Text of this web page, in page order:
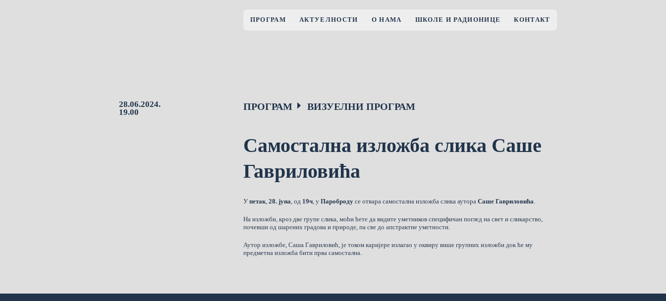
ПРОГРАМ АКТУЕЛНОСТИ О НАМА ШКОЛЕ И РАДИОНИЦЕ КОНТАКТ
28.06.2024.
19.00
ПРОГРАМ ВИЗУЕЛНИ ПРОГРАМ
Самостална изложба слика Саше
Гавриловића
Упетак ,28. јуна , од 19ч , уПароброду се отвара самостална изложба слика аутораСаше Гавриловића
На изложби, кроз две групе слика, моћи ћете да видите уметников специфичан поглед на свет и сликарство,
почевши од шарених градова и природе, па све до апстрактне уметности.
Аутор изложбе, Саша Гавриловић, је током каријере излагао у оквиру више групних изложби док ће му
предметна изложба бити прва самостална.